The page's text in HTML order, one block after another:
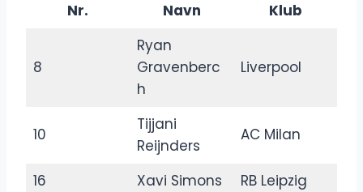
Nr. Navn Klub
8
Ryan
Gravenberc
h
Liverpool
10
Tijjani
Reijnders
AC Milan
16 Xavi Simons RB Leipzig